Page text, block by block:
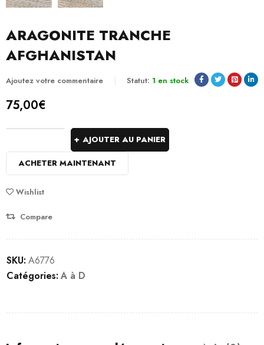
ARAGONITE TRANCHE
AFGHANISTAN
Ajoutez votre commentaire Statut: 1 en stock
75,00€
AJOUTER AU PANIER
ACHETER MAINTENANT
Wishlist
Compare
SKU: A6776
Catégories: A à D